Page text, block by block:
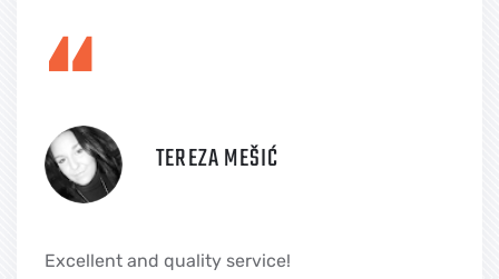
“ TEREZA MEŠIĆ
Excellent and quality service!